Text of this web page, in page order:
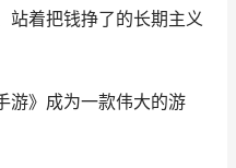
站着把钱挣了的长期主义
游》成为一款伟大的游